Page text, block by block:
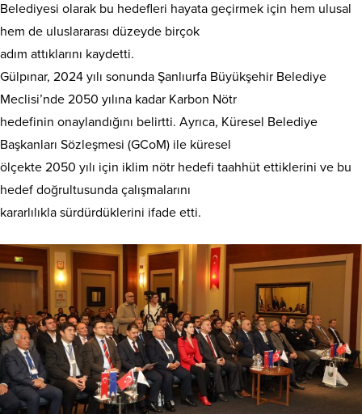
Belediyesi olarak bu hedefleri hayata geçirmek için hem ulusal
hem de uluslararası düzeyde birçok
adım attıklarını kaydetti.
Gülpınar, 2024 yılı sonunda Şanlıurfa Büyükşehir Belediye
Meclisi’nde 2050 yılına kadar Karbon Nötr
hedefinin onaylandığını belirtti. Ayrıca, Küresel Belediye
Başkanları Sözleşmesi (GCoM) ile küresel
ölçekte 2050 yılı için iklim nötr hedefi taahhüt ettiklerini ve bu
hedef doğrultusunda çalışmalarını
kararlılıkla sürdürdüklerini ifade etti.